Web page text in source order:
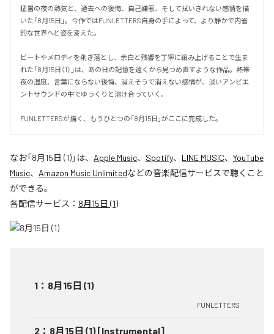
猛暑の夜の熱気と、過去への後悔、自己嫌悪、そして拭いきれない感情を描
いた「8月15日」。今作ではFUNLETTERS自身の手によって、より静かで内省
的な世界へと姿を変えた。
ビートやメロディを削ぎ落とし、余白と残響を丁寧に編み上げることで生ま
れた「8月15日（1）」は、あの日の記憶を遠くから見つめ直すような作品。熱帯
夜の湿度、言葉にならない後悔、消えそうで消えない感情が、淡いアンビエ
ントサウンドの中でゆっくりと溶け合っていく。
FUNLETTERSが描く、もうひとつの「8月15日」がここに完成した。
なお「8月15日 (1)」は、 Apple Music、 Spotify、 LINE MUSIC、 YouTube
Music、 Amazon Music Unlimitedなどの音楽配信サービスで聴くこと
ができる。
各配信サービス： 8月15日 (1)
1 ： 8月15日 (1)
FUNLETTERS
2 ： 8月15日 (1) [Instrumental]